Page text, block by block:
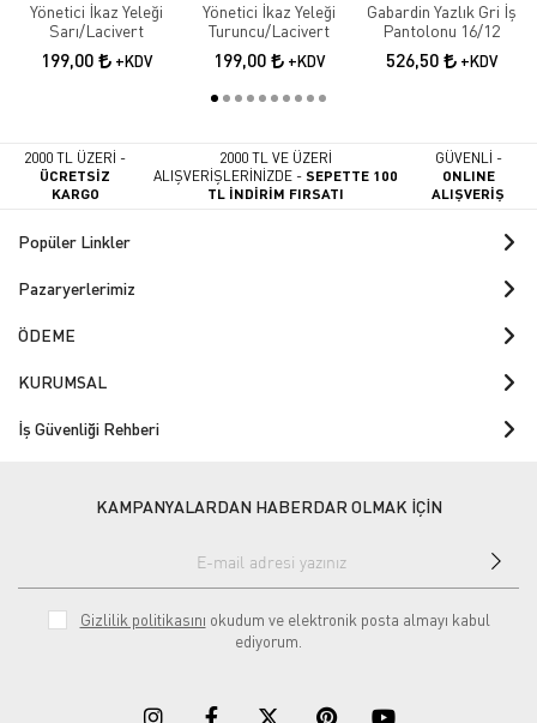
Yönetici İkaz Yeleği
Sarı/Lacivert
199,00 +KDV
Yönetici İkaz Yeleği
Turuncu/Lacivert
199,00 +KDV
Gabardin Yazlık Gri İş
Pantolonu 16/12
526,50 +KDV
2000 TL ÜZERİ -
ÜCRETSİZ
KARGO
2000 TL VE ÜZERİ
ALIŞVERİŞLERİNİZDE -SEPETTE 100
TL İNDİRİM FIRSATI
GÜVENLİ -
ONLINE
ALIŞVERİŞ
Popüler Linkler
Pazaryerlerimiz
ÖDEME
KURUMSAL
İş Güvenliği Rehberi
KAMPANYALARDAN HABERDAR OLMAK İÇİN
Gizlilik politikasını okudum ve elektronik posta almayı kabul
ediyorum.